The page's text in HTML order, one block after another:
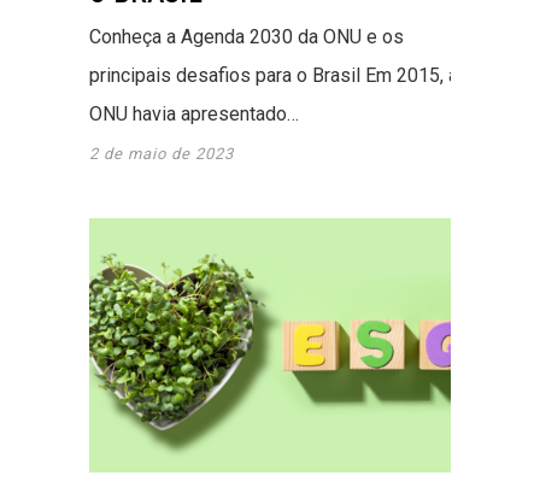
Conheça a Agenda 2030 da ONU e os
principais desafios para o Brasil Em 2015, a
ONU havia apresentado…
2 de maio de 2023